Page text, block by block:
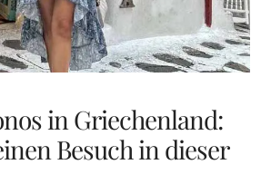
in Griechenland:
Besuch in dieser